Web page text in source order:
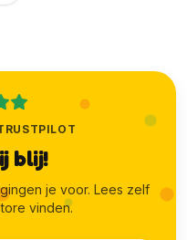
blij!
je voor. Lees zelf
vinden.